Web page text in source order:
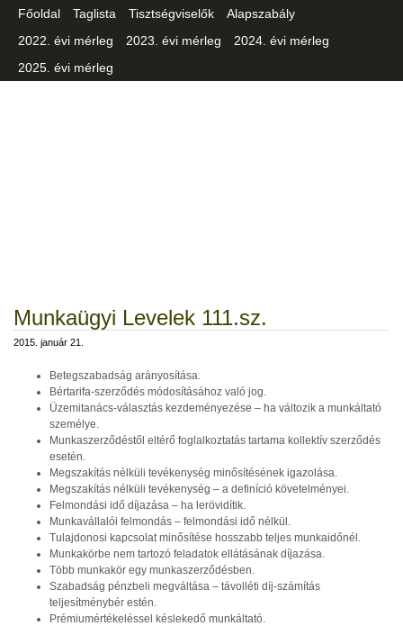
Főoldal Taglista Tisztségviselők
Alapszabály
2022. évi mérleg
2023. évi mérleg
2024. évi mérleg
2025. évi mérleg
Munkaügyi Levelek 111.sz.
2015. január 21.
Betegszabadság arányosítása.
Bértarifa-szerződés módosításához való jog.
Üzemitanács-választás kezdeményezése – ha változik a munkáltató
személye.
Munkaszerződéstől eltérő foglalkoztatás tartama kollektív szerződés
esetén.
Megszakítás nélküli tevékenység minősítésének igazolása.
Megszakítás nélküli tevékenység – a definíció követelményei.
Felmondási idő díjazása – ha lerövidítik.
Munkavállalói felmondás – felmondási idő nélkül.
Tulajdonosi kapcsolat minősítése hosszabb teljes munkaidőnél.
Munkakörbe nem tartozó feladatok ellátásának díjazása.
Több munkakör egy munkaszerződésben.
Szabadság pénzbeli megváltása – távolléti díj-számítás
teljesítménybér estén.
Prémiumértékeléssel késlekedő munkáltató.